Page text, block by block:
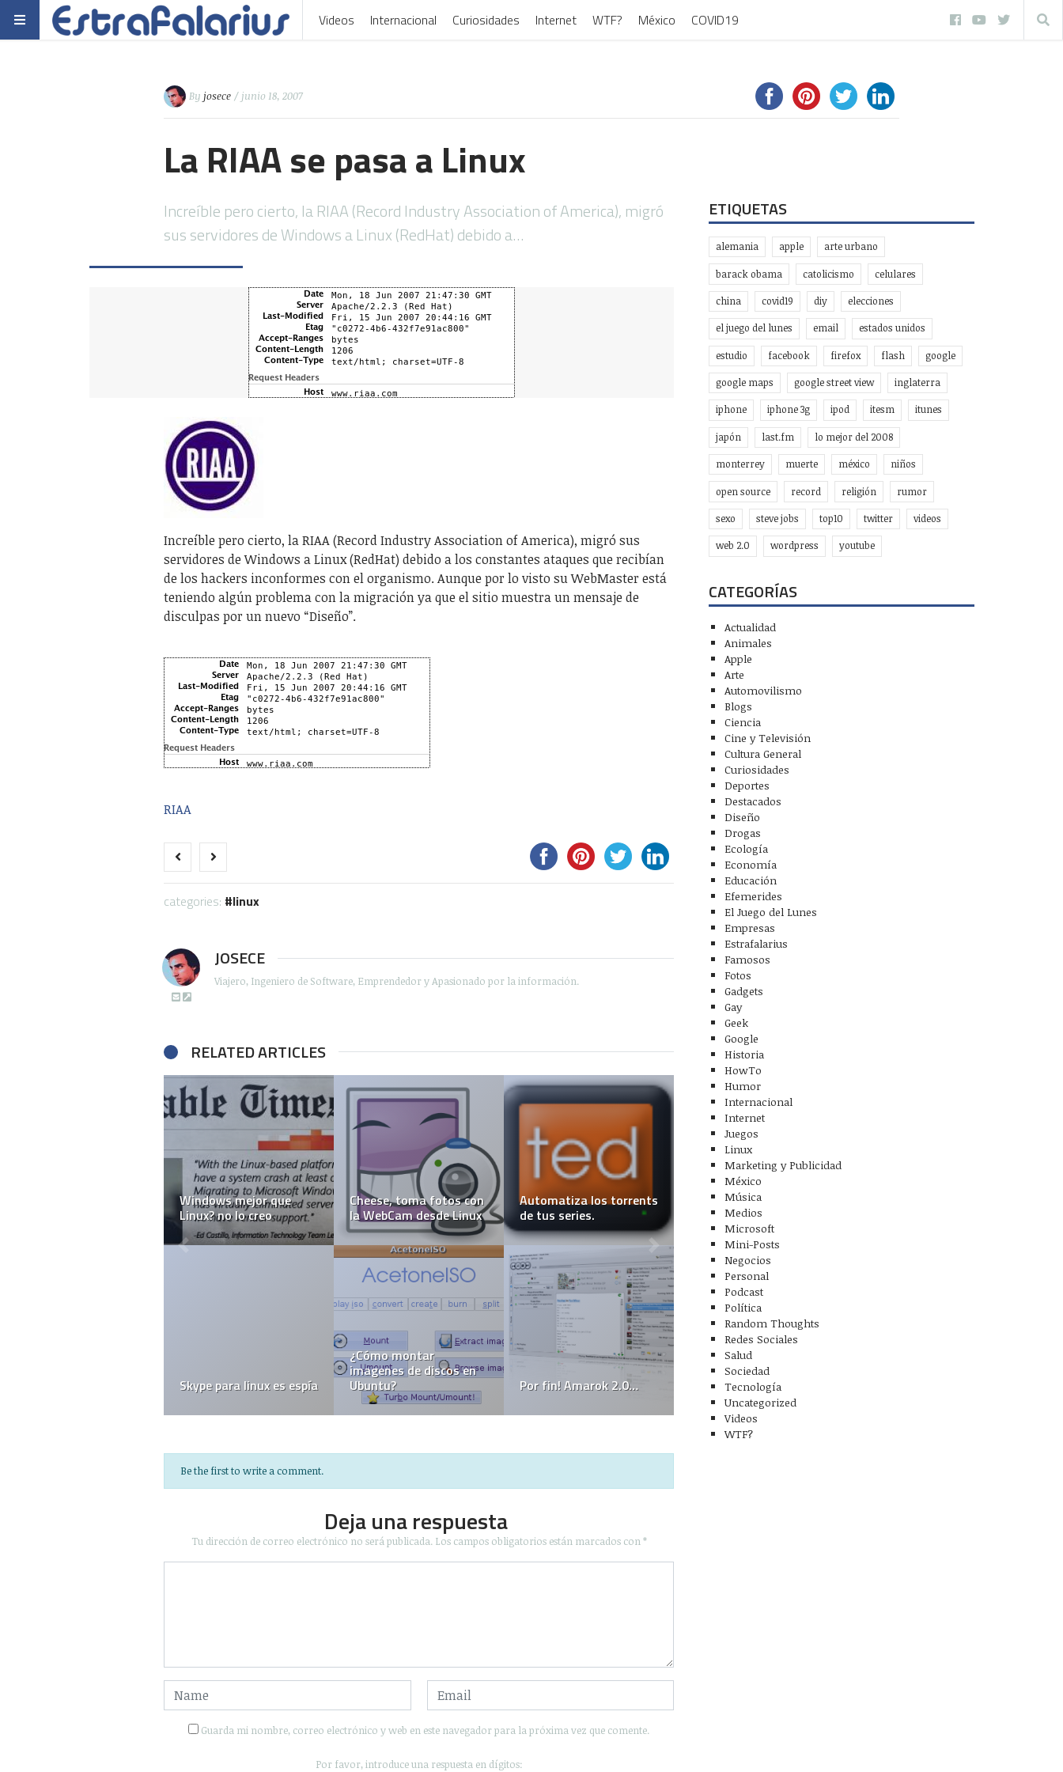
Videos Internacional Curiosidades Internet WTF? México COVID19
By josece / junio 18, 2007
La RIAA se pasa a Linux
Increíble pero cierto, la RIAA (Record Industry Association of America), migró
sus servidores de Windows a Linux (RedHat) debido a…
Increíble pero cierto, la RIAA (Record Industry Association of America), migró sus
servidores de Windows a Linux (RedHat) debido a los constantes ataques que recibían
de los hackers inconformes con el organismo. Aunque por lo visto su WebMaster está
teniendo algún problema con la migración ya que el sitio muestra un mensaje de
disculpas por un nuevo “Diseño”.
RIAA
categories: linux
JOSECE
Viajero, Ingeniero de Software, Emprendedor y Apasionado por la información.
RELATED ARTICLES
Windows mejor que
Linux? no lo creo
Cheese, toma fotos con
la WebCam desde Linux
Automatiza los torrents
de tus series.
Skype para linux es espía
¿Cómo montar
imagenes de discos en
Ubuntu? Por fin! Amarok 2.0…
Be the first to write a comment.
Deja una respuesta
Tu dirección de correo electrónico no será publicada. Los campos obligatorios están marcados con*
Guarda mi nombre, correo electrónico y web en este navegador para la próxima vez que comente.
Por favor, introduce una respuesta en dígitos:
ETIQUETAS
alemania apple arte urbano
barack obama catolicismo celulares
china covid19 diy elecciones
el juego del lunes email estados unidos
estudio facebook firefox flash google
google maps google street view inglaterra
iphone iphone 3g ipod itesm itunes
japón last.fm lo mejor del 2008
monterrey muerte méxico niños
open source record religión rumor
sexo steve jobs top10 twitter videos
web 2.0 wordpress youtube
CATEGORÍAS
Actualidad
Animales
Apple
Arte
Automovilismo
Blogs
Ciencia
Cine y Televisión
Cultura General
Curiosidades
Deportes
Destacados
Diseño
Drogas
Ecología
Economía
Educación
Efemerides
El Juego del Lunes
Empresas
Estrafalarius
Famosos
Fotos
Gadgets
Gay
Geek
Google
Historia
HowTo
Humor
Internacional
Internet
Juegos
Linux
Marketing y Publicidad
México
Música
Medios
Microsoft
Mini-Posts
Negocios
Personal
Podcast
Política
Random Thoughts
Redes Sociales
Salud
Sociedad
Tecnología
Uncategorized
Videos
WTF?